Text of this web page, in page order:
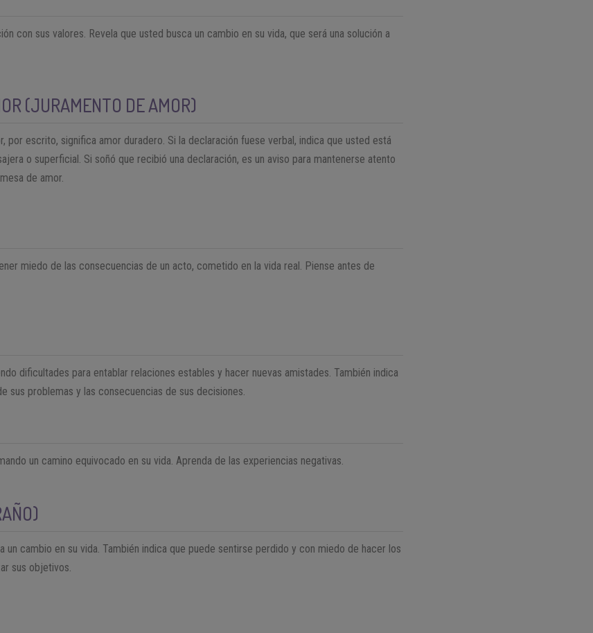
con sus valores. Revela que usted busca un cambio en su vida, que será una solución a
(JURAMENTO DE AMOR)
por escrito, significa amor duradero. Si la declaración fuese verbal, indica que usted está
o superficial. Si soñó que recibió una declaración, es un aviso para mantenerse atento
de amor.
miedo de las consecuencias de un acto, cometido en la vida real. Piense antes de
dificultades para entablar relaciones estables y hacer nuevas amistades. También indica
sus problemas y las consecuencias de sus decisiones.
un camino equivocado en su vida. Aprenda de las experiencias negativas.
un cambio en su vida. También indica que puede sentirse perdido y con miedo de hacer los
sus objetivos.